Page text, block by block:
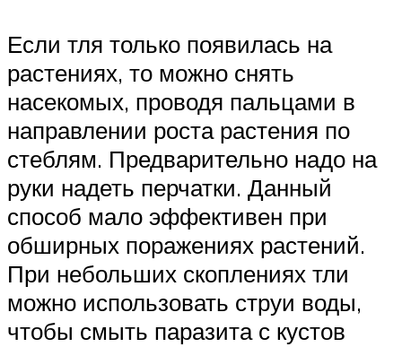
Если тля только появилась на
растениях, то можно снять
насекомых, проводя пальцами в
направлении роста растения по
стеблям. Предварительно надо на
руки надеть перчатки. Данный
способ мало эффективен при
обширных поражениях растений.
При небольших скоплениях тли
можно использовать струи воды,
чтобы смыть паразита с кустов